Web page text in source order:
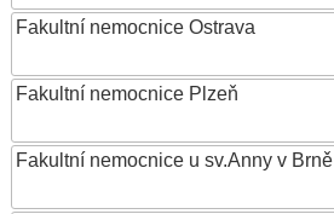
Fakultní nemocnice Ostrava
Fakultní nemocnice Plzeň
Fakultní nemocnice u sv.Anny v Brně